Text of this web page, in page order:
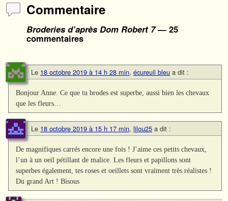
Commentaire
Broderies d’après Dom Robert 7— 25
commentaires
Le 18 octobre 2019 à 14 h 28 min, écureuil bleu a dit :
Bonjour Anne. Ce que tu brodes est superbe, aussi bien les chevaux
que les fleurs…
Le 18 octobre 2019 à 15 h 17 min, lilou25 a dit :
De magnifiques carrés encore une fois ! J’aime ces petits chevaux,
l’un à un oeil pétillant de malice. Les fleurs et papillons sont
superbes également, tes roses et oeillets sont vraiment très réalistes !
Du grand Art ! Bisous